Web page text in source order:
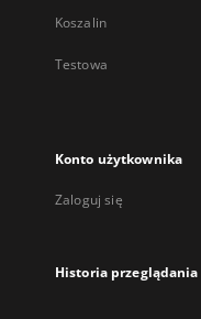
Koszalin
Testowa
Konto użytkownika
Zaloguj się
Historia przeglądania